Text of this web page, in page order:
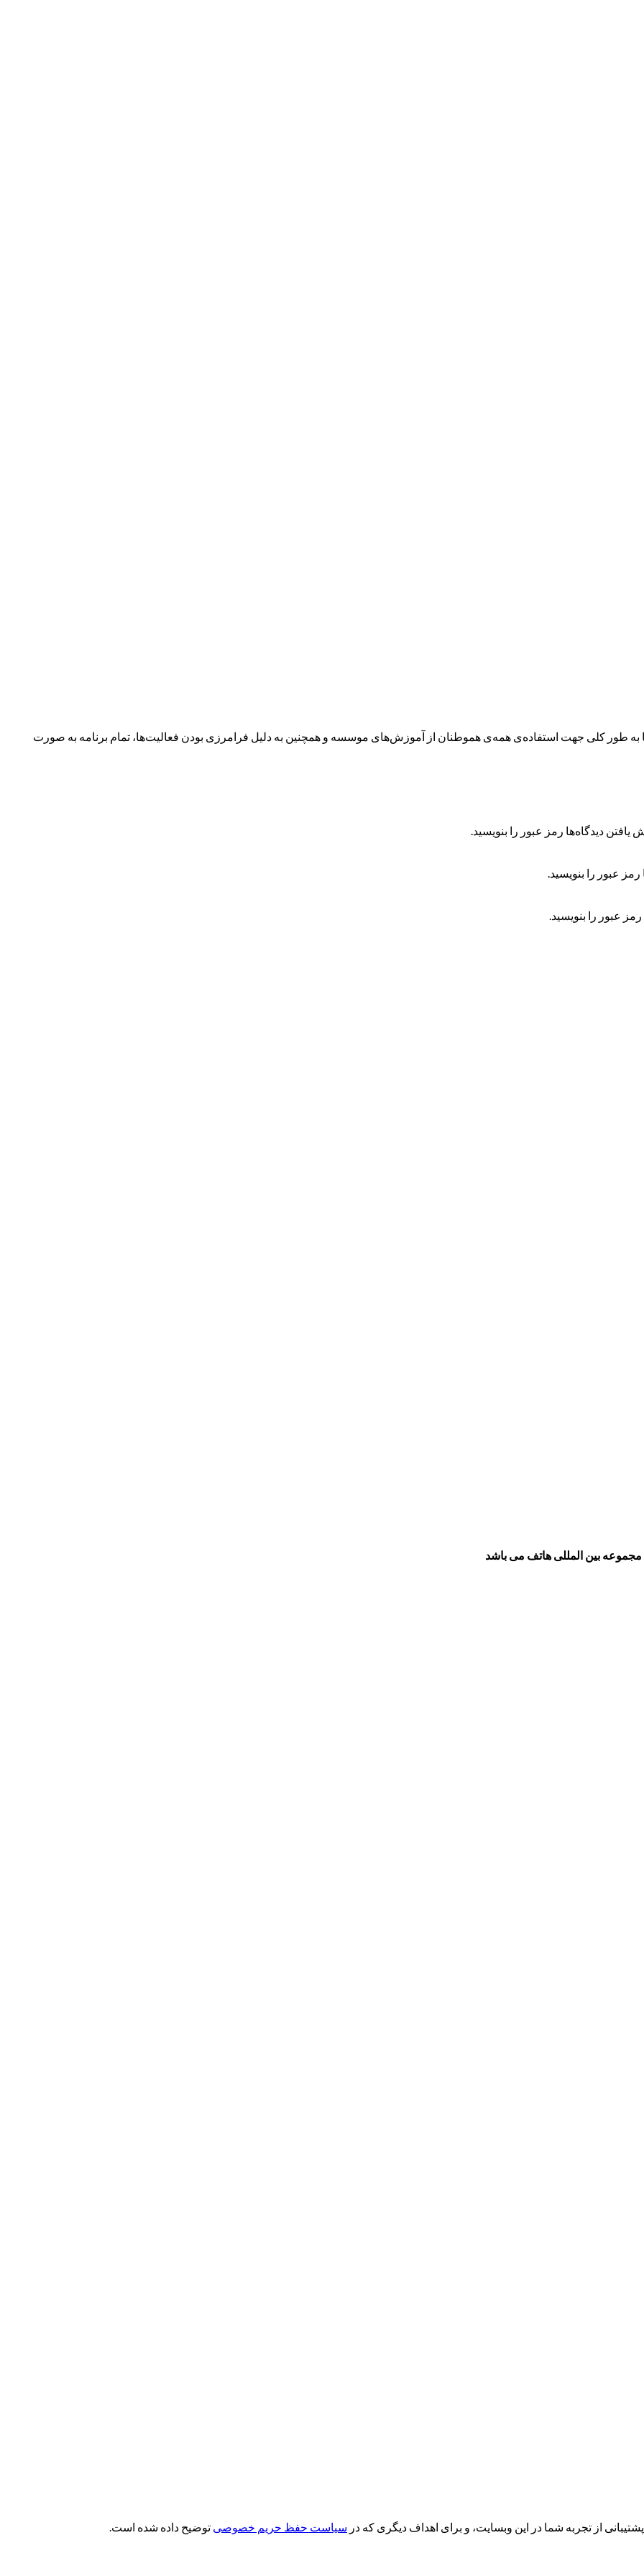
طور کلی جهت استفاده‌ی همه‌ی هموطنان از آموزش‌های موسسه و همچنین به دلیل فرامرزی بودن فعالیت‌ها، تمام برنامه به صورت
یافتن دیدگاه‌ها رمز عبور را بنویسید.
عبور را بنویسید.
عبور را بنویسید.
بین المللی هاتف می باشد
از تجربه شما در این وبسایت، و برای اهداف دیگری که در سیاست حفظ حریم خصوصی توضیح داده شده است.